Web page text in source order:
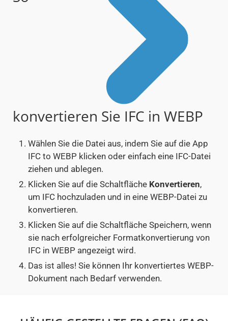
konvertieren Sie IFC in WEBP
Wählen Sie die Datei aus, indem Sie auf die App
IFC to WEBP klicken oder einfach eine IFC-Datei
ziehen und ablegen.
Klicken Sie auf die Schaltfläche Konvertieren,
um IFC hochzuladen und in eine WEBP-Datei zu
konvertieren.
Klicken Sie auf die Schaltfläche Speichern, wenn
sie nach erfolgreicher Formatkonvertierung von
IFC in WEBP angezeigt wird.
Das ist alles! Sie können Ihr konvertiertes WEBP-
Dokument nach Bedarf verwenden.